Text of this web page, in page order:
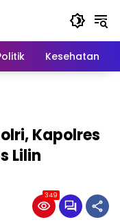
Kesehatan
Kapolres
Lilin
349